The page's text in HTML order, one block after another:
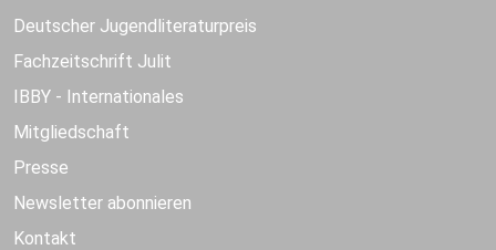
Deutscher Jugendliteraturpreis
Fachzeitschrift Julit
IBBY - Internationales
Mitgliedschaft
Presse
Newsletter abonnieren
Kontakt